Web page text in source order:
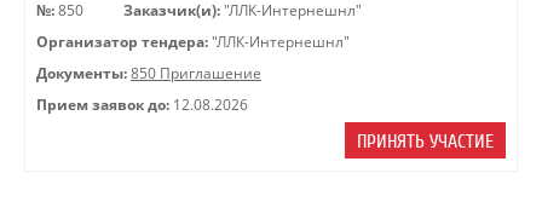
№: 850 Заказчик(и): "ЛЛК-Интернешнл"
Организатор тендера: "ЛЛК-Интернешнл"
Документы: 850 Приглашение
Прием заявок до: 12.08.2026
ПРИНЯТЬ УЧАСТИЕ